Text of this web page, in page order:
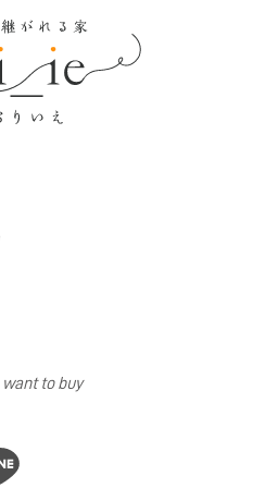
want to buy